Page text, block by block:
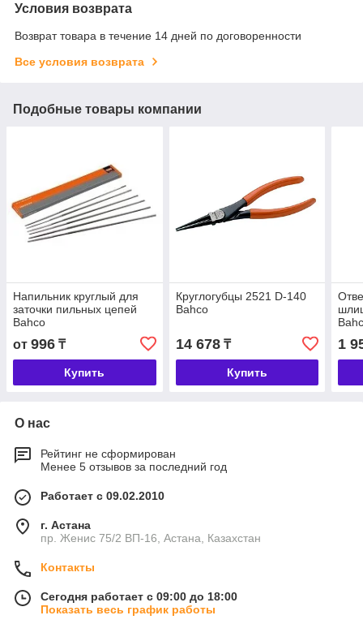
Условия возврата
Возврат товара в течение 14 дней по договоренности
Все условия возврата
Подобные товары компании
Напильник круглый для
заточки пильных цепей
Bahco
от 996 ₸
Купить
Круглогубцы 2521 D-140
Bahco
14 678₸
Купить
1
О нас
Рейтинг не сформирован
Менее 5 отзывов за последний год
Работает с 09.02.2010
г. Астана
пр. Женис 75/2 ВП-16, Астана, Казахстан
Контакты
Сегодня работает с 09:00 до 18:00
Показать весь график работы